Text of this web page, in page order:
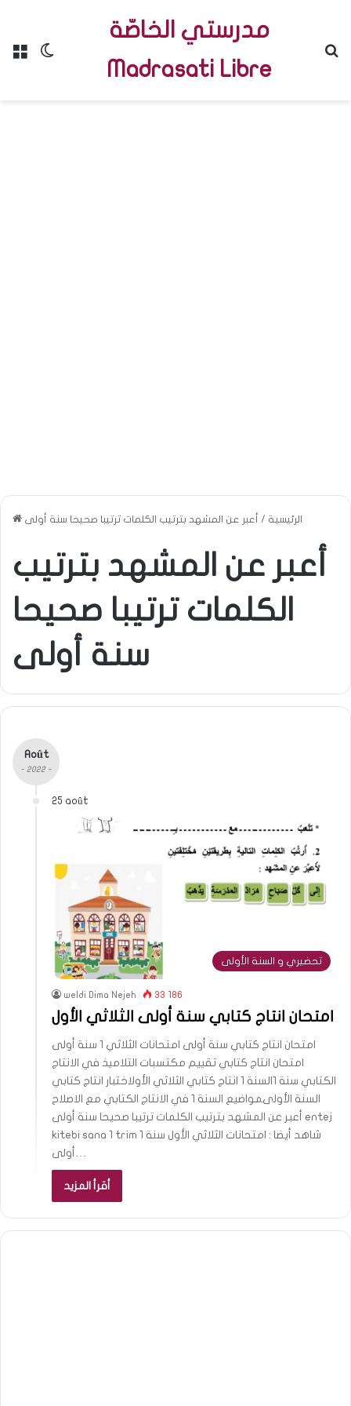
Menu
مدرستي الخاصّة
Madrasati Libre
الرئيسية / أعبر عن المشهد بترتيب الكلمات ترتيبا صحيحا سنة أولى
أعبر عن المشهد بترتيب
الكلمات ترتيبا صحيحا
سنة أولى
Août
- 2022 -
25 août
تحضيري و السنة الأولى
weldi Dima Nejeh 33 186
امتحان انتاج كتابي سنة أولى الثلاثي الأول
امتحان انتاج كتابي سنة أولى امتحانات الثلاثي 1 سنة أولى
امتحان انتاج كتابي تقييم مكتسبات التلاميذ في الانتاج
الكتابي سنة 1السنة 1 انتاج كتابي الثلاثي الأولاختبار انتاج كتابي
السنة الأولىمواضيع السنة 1 في الانتاج الكتابي مع الاصلاح
أعبر عن المشهد بترتيب الكلمات ترتيبا صحيحا سنة أولى entej
kitebi sana 1 trim 1 شاهد أيضا : امتحانات الثلاثي الأول سنة
أولى…
أقرأ المزيد